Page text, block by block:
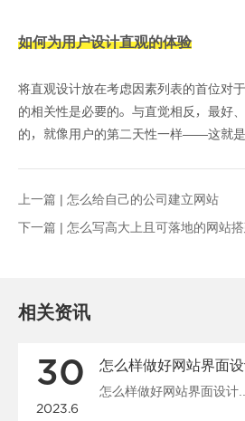
如何为用户设计直观的体验
将直观设计放在考虑因素列表的首位对
的相关性是必要的。与直觉相反，最好
的，就像用户的第二天性一样——这就是
上一篇 | 怎么给自己的公司建立网站
下一篇 | 怎么写高大上且可落地的网站
相关资讯
30
2023.6
怎么样做好网站界面
怎么样做好网站界面设计...